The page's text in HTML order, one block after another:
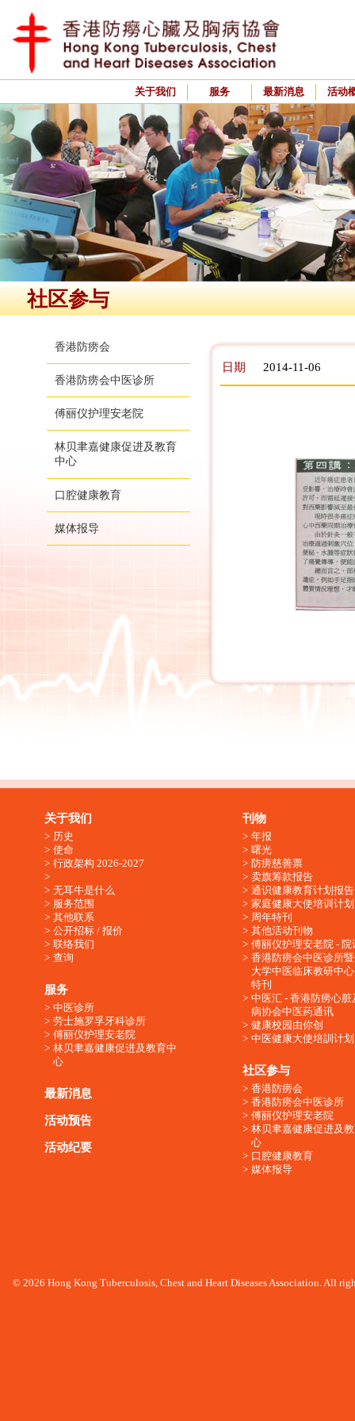
关于我们 服务 最新消息 活动
社区参与
香港防痨会
香港防痨会中医诊所
傅丽仪护理安老院
林贝聿嘉健康促进及教育
中心
口腔健康教育
媒体报导
日期 2014-11-06
关于我们
历史
使命
行政架构 2026-2027
无耳牛是什么
服务范围
其他联系
公开招标 / 报价
联络我们
查询
服务
中医诊所
劳士施罗孚牙科诊所
傅丽仪护理安老院
林贝聿嘉健康促进及教育中
心
最新消息
活动预告
活动纪要
刊物
年报
曙光
防痨慈善票
卖旗筹款报告
通识健康教育计划报告
家庭健康大使培训计划
周年特刊
其他活动刊物
傅丽仪护理安老院 - 院
香港防痨会中医诊所
大学中医临床教研中
特刊
中医汇 - 香港防痨心脏
病协会中医药通讯
健康校园由你创
中医健康大使培訓计划
社区参与
香港防痨会
香港防痨会中医诊所
傅丽仪护理安老院
林贝聿嘉健康促进及
心
口腔健康教育
媒体报导
© 2026 Hong Kong Tuberculosis, Chest and Heart Diseases Association. All